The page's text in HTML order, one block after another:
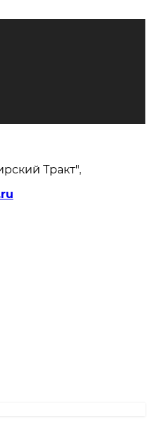
Тракт",